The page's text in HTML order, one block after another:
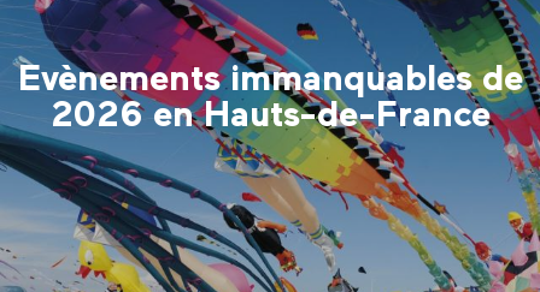
Evènements immanquables de
2026 en Hauts-de-France